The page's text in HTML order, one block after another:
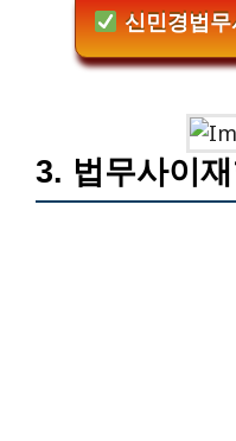
신민경법무
3. 법무사이